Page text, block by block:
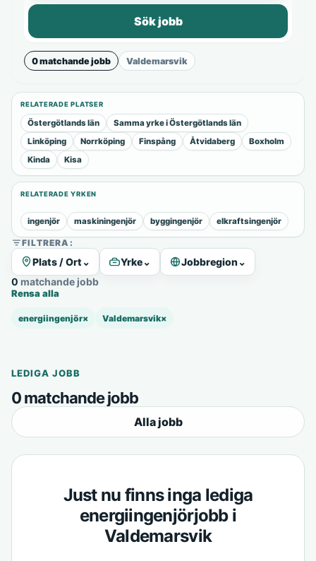
Sök jobb
0 matchande jobb Valdemarsvik
RELATERADE PLATSER
Östergötlands län
Samma yrke i Östergötlands län
Linköping
Norrköping Finspång Åtvidaberg
Boxholm
Kinda
Kisa
RELATERADE YRKEN
ingenjör maskiningenjör byggingenjör elkraftsingenjör
FILTRERA:
Plats / Ort ⌄ Yrke⌄ Jobbregion⌄
0 matchande jobb
Rensa alla
energiingenjör× Valdemarsvik×
LEDIGA JOBB
0 matchande jobb
Alla jobb
Just nu finns inga lediga
energiingenjörjobb i
Valdemarsvik